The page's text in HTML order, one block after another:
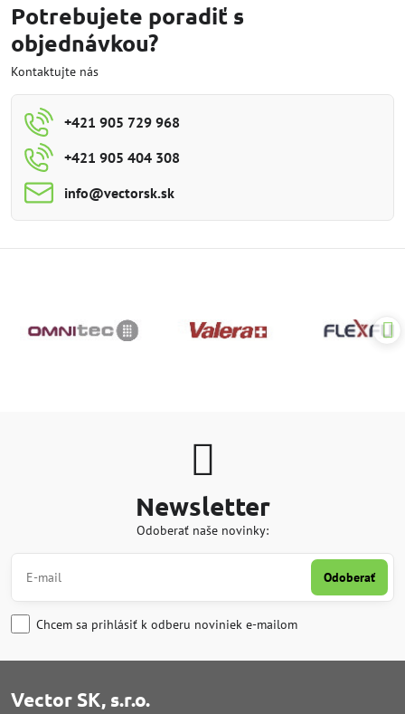
Potrebujete poradiť s
objednávkou?
Kontaktujte nás
+421 905 729 968
+421 905 404 308
info​@vectorsk​.sk
Newsletter
Odoberať naše novinky:
Odoberať
Chcem sa prihlásiť k odberu noviniek e-mailom
Vector SK, s.r.o.